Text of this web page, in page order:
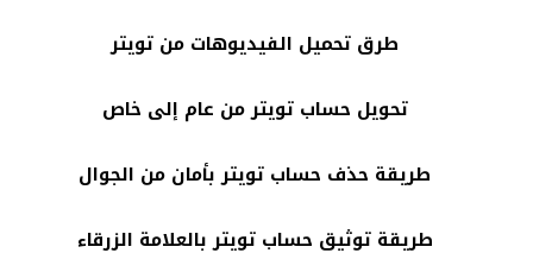
طرق تحميل الفيديوهات من تويتر
تحويل حساب تويتر من عام إلى خاص
طريقة حذف حساب تويتر بأمان من الجوال
طريقة توثيق حساب تويتر بالعلامة الزرقاء